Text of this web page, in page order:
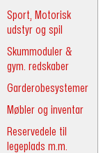
Sport, Motorisk
udstyr og spil
Skummoduler &
gym. redskaber
Garderobesystemer
Møbler og inventar
Reservedele til
legeplads m.m.